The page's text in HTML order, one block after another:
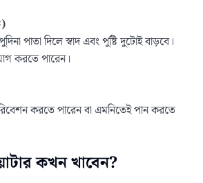
পাতা দিলে স্বাদ এবং পুষ্টি দুটোই বাড়বে।
করতে পারেন।
করতে পারেন বা এমনিতেই পান করতে
কখন খাবেন?